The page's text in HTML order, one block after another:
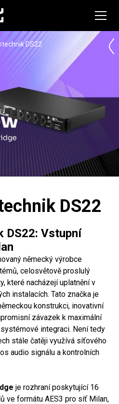
DS22
DS22
DS22: Vstupní
německý výrobce
celosvětově proslulý
které nacházejí uplatnění v
instalacích. Tato značka je
konstrukci, inovativní
závazek k maximální
integraci. Není tedy
stále čatěji využívá síťového
audio signálu a kontrolních
je rozhraní poskytující 16
ve formátu AES3 pro síť Milan,